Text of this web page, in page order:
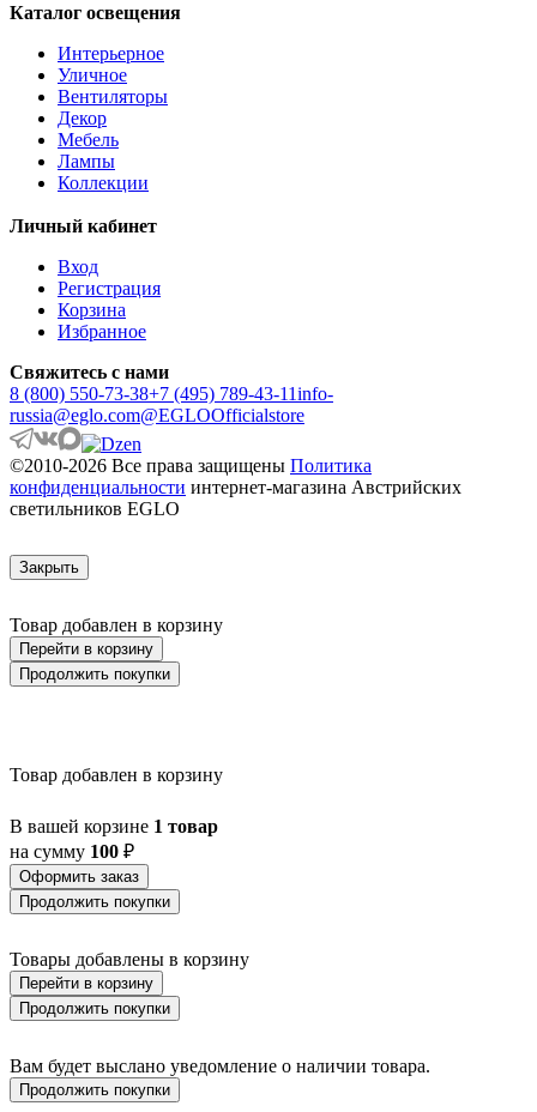
ANTELAO
ANTIPOLO
ANWICK
ANWICK 1
ANZINO
APRICALE
ARACENA
ARANGONA
ARANZOLA
ARENALES
ARGOLIS 2
ARISCANI
ARISCANI 2
ARNHEM
ARRECIFE
ARTANA
ASBY
ASINDRO
ATOLLARI
AULIYE
AUROTONELLO
AUSTELL
AZBARREN
BABIRIK
BALEZZE
BALIGIAN
BALLINA
BALMAHA
BALNARIO
BALOISH
BARI 1
BARNSTAPLE
BASALGO 1
BASILANO
BASILDON
BATABANO
BAZELY
BELCREDA
BELESAR
BELESER
BELLSHILL
BELSIANA 1
Каталог освещения
Интерьерное
Уличное
Вентиляторы
Декор
Мебель
Лампы
Коллекции
Личный кабинет
Вход
Регистрация
Корзина
Избранное
Свяжитесь с нами
8 (800) 550-73-38+7 (495) 789-43-11info-
russia@eglo.com@EGLOOfficialstore
©2010-2026 Все права защищены Политика
конфиденциальности интернет-магазина Австрийских
светильников EGLO
Закрыть
Товар добавлен в корзину
Перейти в корзину
Продолжить покупки
Товар добавлен в корзину
В вашей корзине 1 товар
на сумму 100 ₽
Оформить заказ
Продолжить покупки
Товары добавлены в корзину
Перейти в корзину
Продолжить покупки
Вам будет выслано уведомление о наличии товара.
Продолжить покупки